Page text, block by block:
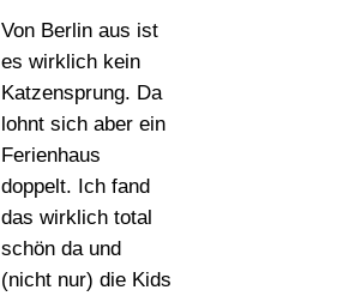
Von Berlin aus ist
es wirklich kein
Katzensprung. Da
lohnt sich aber ein
Ferienhaus
doppelt. Ich fand
das wirklich total
schön da und
(nicht nur) die Kids